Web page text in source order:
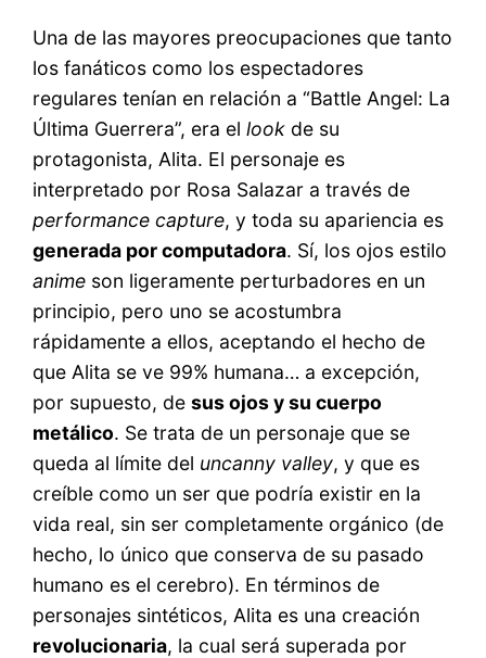
Una de las mayores preocupaciones que tanto
los fanáticos como los espectadores
regulares tenían en relación a “Battle Angel: La
Última Guerrera”, era ellook de su
protagonista, Alita. El personaje es
interpretado por Rosa Salazar a través de
performance capture, y toda su apariencia es
generada por computadora. Sí, los ojos estilo
anime son ligeramente perturbadores en un
principio, pero uno se acostumbra
rápidamente a ellos, aceptando el hecho de
que Alita se ve 99% humana… a excepción,
por supuesto, desus ojos y su cuerpo
metálico. Se trata de un personaje que se
queda al límite del uncanny valley, y que es
creíble como un ser que podría existir en la
vida real, sin ser completamente orgánico (de
hecho, lo único que conserva de su pasado
humano es el cerebro). En términos de
personajes sintéticos, Alita es una creación
revolucionaria, la cual será superada por